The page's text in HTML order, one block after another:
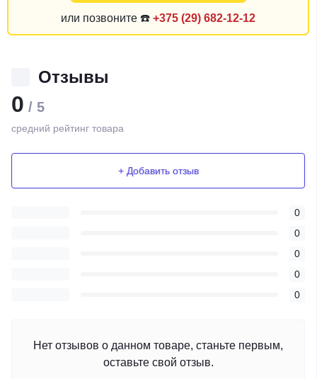
или позвоните ☎️ +375 (29) 682-12-12
Отзывы
0 / 5
средний рейтинг товара
+ Добавить отзыв
0
0
0
0
0
Нет отзывов о данном товаре, станьте первым,
оставьте свой отзыв.